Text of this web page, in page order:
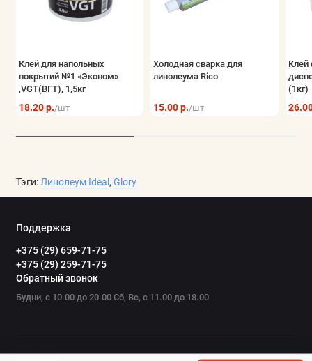
Клей для напольных
покрытий №1 «Эконом»
,VGT(ВГТ), 1,5кг
18.20 р./шт
Холодная сварка для
линолеума Rico
15.00 р./шт
Клей
(1кг)
Тэги:Линолеум Ideal , Glory
Поддержка
+375 (29) 659-71-75
+375 (29) 259-71-75
Обратный звонок
Будни, с 10.00 до 20.00 Сб, Вс, с 11.00 до 18.00